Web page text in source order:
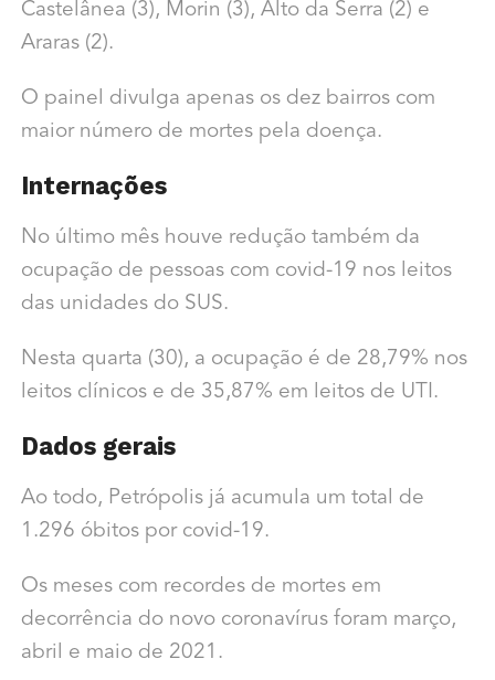
Castelânea (3), Morin (3), Alto da Serra (2) e
Araras (2).
O painel divulga apenas os dez bairros com
maior número de mortes pela doença.
Internações
No último mês houve redução também da
ocupação de pessoas com covid-19 nos leitos
das unidades do SUS.
Nesta quarta (30), a ocupação é de 28,79% nos
leitos clínicos e de 35,87% em leitos de UTI.
Dados gerais
Ao todo, Petrópolis já acumula um total de
1.296 óbitos por covid-19.
Os meses com recordes de mortes em
decorrência do novo coronavírus foram março,
abril e maio de 2021.